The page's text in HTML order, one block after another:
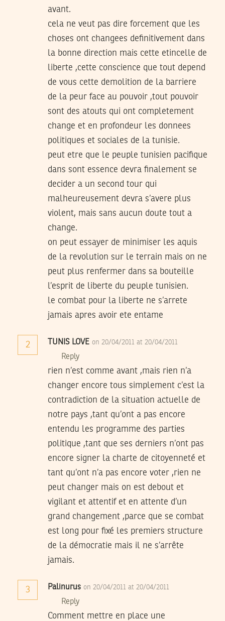
avant.
cela ne veut pas dire forcement que les
choses ont changees definitivement dans
la bonne direction mais cette etincelle de
liberte ,cette conscience que tout depend
de vous cette demolition de la barriere
de la peur face au pouvoir ,tout pouvoir
sont des atouts qui ont completement
change et en profondeur les donnees
politiques et sociales de la tunisie.
peut etre que le peuple tunisien pacifique
dans sont essence devra finalement se
decider a un second tour qui
malheureusement devra s’avere plus
violent, mais sans aucun doute tout a
change.
on peut essayer de minimiser les aquis
de la revolution sur le terrain mais on ne
peut plus renfermer dans sa bouteille
l’esprit de liberte du peuple tunisien.
le combat pour la liberte ne s’arrete
jamais apres avoir ete entame
2 TUNIS LOVE on 20/04/2011 at 20/04/2011
Reply
rien n’est comme avant ,mais rien n’a
changer encore tous simplement c’est la
contradiction de la situation actuelle de
notre pays ,tant qu’ont a pas encore
entendu les programme des parties
politique ,tant que ses derniers n’ont pas
encore signer la charte de citoyenneté et
tant qu’ont n’a pas encore voter ,rien ne
peut changer mais on est debout et
vigilant et attentif et en attente d’un
grand changement ,parce que se combat
est long pour fixé les premiers structure
de la démocratie mais il ne s’arrête
jamais.
3 Palinurus on 20/04/2011 at 20/04/2011
Reply
Comment mettre en place une